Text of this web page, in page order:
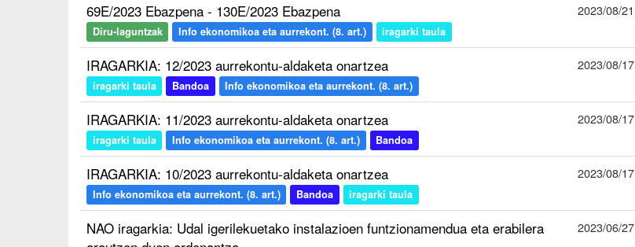
69E/2023 Ebazpena - 130E/2023 Ebazpena
Diru-laguntzak Info ekonomikoa eta aurrekont. (8. art.) iragarki taula
2023/08/21
IRAGARKIA: 12/2023 aurrekontu-aldaketa onartzea
iragarki taula Bandoa Info ekonomikoa eta aurrekont. (8. art.)
2023/08/17
IRAGARKIA: 11/2023 aurrekontu-aldaketa onartzea
iragarki taula Info ekonomikoa eta aurrekont. (8. art.) Bandoa
2023/08/17
IRAGARKIA: 10/2023 aurrekontu-aldaketa onartzea
Info ekonomikoa eta aurrekont. (8. art.) Bandoa iragarki taula
2023/08/17
NAO iragarkia: Udal igerilekuetako instalazioen funtzionamendua eta erabilera
2023/06/27